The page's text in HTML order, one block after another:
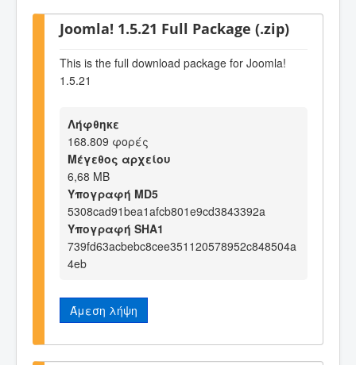
Joomla! 1.5.21 Full Package (.zip)
This is the full download package for Joomla!
1.5.21
Λήφθηκε
168.809 φορές
Μέγεθος αρχείου
6,68 MB
Υπογραφή MD5
5308cad91bea1afcb801e9cd3843392a
Υπογραφή SHA1
739fd63acbebc8cee351120578952c848504a
4eb
Άμεση λήψη